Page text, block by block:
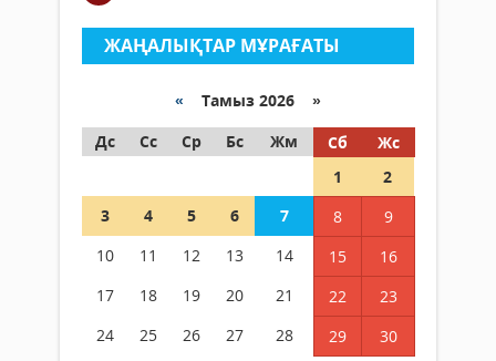
ЖАҢАЛЫҚТАР МҰРАҒАТЫ
« Тамыз 2026 »
Дс
Сс Ср Бс Жм Сб
Жс
1
2
3
4 5 6 7 8
9
10
11 12 13 14 15
16
17
18 19 20 21 22
23
24
25 26 27 28 29
30